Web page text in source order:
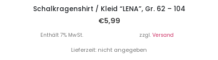
Schalkragenshirt / Kleid “LENA”, Gr. 62 – 104
€5,99
Enthält 7% MwSt. zzgl. Versand
Lieferzeit: nicht angegeben